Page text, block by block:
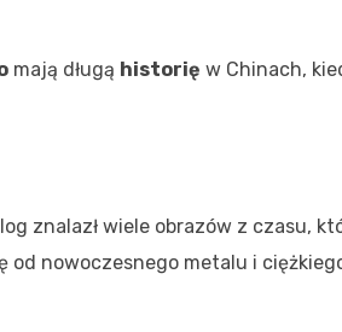
mają długą historię w Chinach,
znalazł wiele obrazów z czasu,
od nowoczesnego metalu i